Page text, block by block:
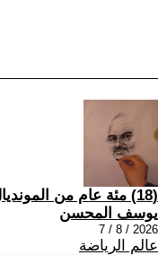
(18) مئة عام من المونديال
يوسف المحسن
2026 / 8 / 7
عالم الرياضة